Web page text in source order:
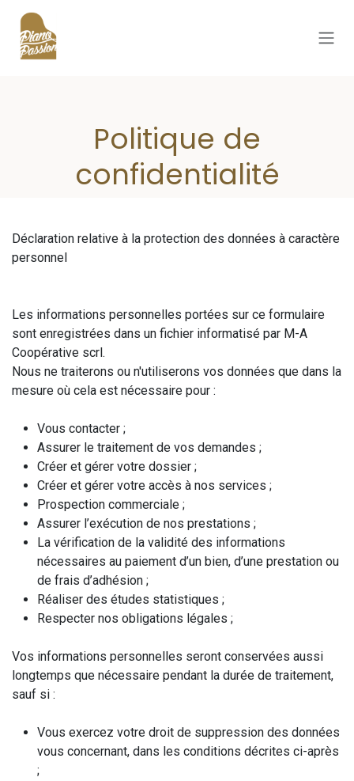
Se rendre au contenu
Politique de
confidentialité
Déclaration relative à la protection des données à caractère
personnel
Les informations personnelles portées sur ce formulaire
sont enregistrées dans un fichier informatisé par M-A
Coopérative scrl.
Nous ne traiterons ou n'utiliserons vos données que dans la
mesure où cela est nécessaire pour :
Vous contacter ;
Assurer le traitement de vos demandes ;
Créer et gérer votre dossier ;
Créer et gérer votre accès à nos services ;
Prospection commerciale ;
Assurer l’exécution de nos prestations ;
La vérification de la validité des informations
nécessaires au paiement d’un bien, d’une prestation ou
de frais d’adhésion ;
Réaliser des études statistiques ;
Respecter nos obligations légales ;
Vos informations personnelles seront conservées aussi
longtemps que nécessaire pendant la durée de traitement,
sauf si :
Vous exercez votre droit de suppression des données
vous concernant, dans les conditions décrites ci-après
;